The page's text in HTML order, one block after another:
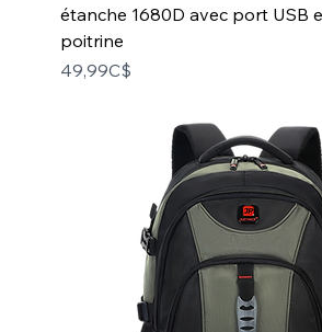
étanche 1680D avec port USB
poitrine
Price
49,99C$